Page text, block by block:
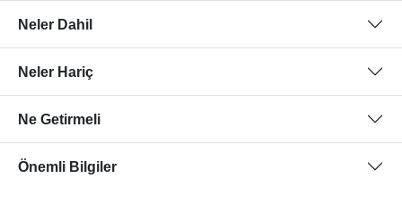
Neler Dahil
Neler Hariç
Ne Getirmeli
Önemli Bilgiler